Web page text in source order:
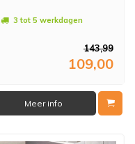
3 tot 5 werkdagen
143,99
109,00
Meer info